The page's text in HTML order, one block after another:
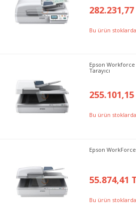
Bu ürün
Epson Workforce
Tarayıcı
Bu ürün
Epson WorkForce
55.874,41
Bu ürün